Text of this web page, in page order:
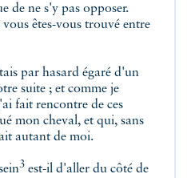
de ne s'y pas opposer.
êtes-vous trouvé entre
par hasard égaré d'un
suite ; et comme je
fait rencontre de ces
mon cheval, et qui, sans
autant de moi.
3 est-il d'aller du côté de